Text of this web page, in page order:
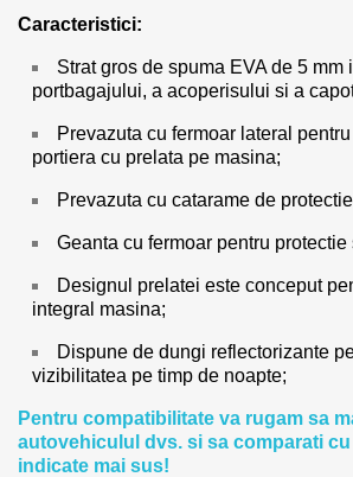
Caracteristici:
Strat gros de spuma EVA de 5 mm
portbagajului, a acoperisului si a
Prevazuta cu fermoar lateral
portiera cu prelata pe masina;
Prevazuta cu catarame de
Geanta cu fermoar pentru protectie
Designul prelatei este conceput
integral masina;
Dispune de dungi reflectorizante
vizibilitatea pe timp de noapte;
Pentru compatibilitate va rugam sa
autovehiculul dvs. si sa comparati
indicate mai sus!